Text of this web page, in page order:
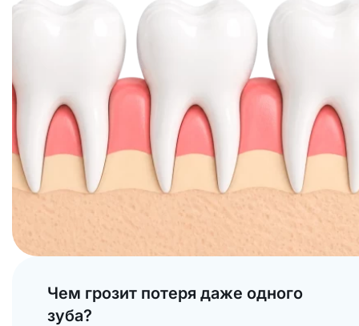
Чем грозит потеря даже одного
зуба?